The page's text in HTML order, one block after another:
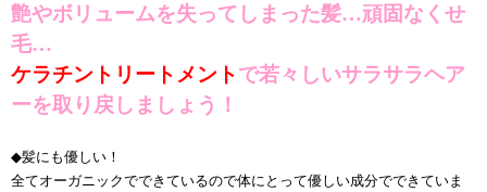
艶やボリュームを失ってしまった髪…頑固なくせ
毛…
ケラチントリートメントで若々しいサラサラヘア
ーを取り戻しましょう！
◆髪にも優しい！
全てオーガニックでできているので体にとって優しい成分でできていま